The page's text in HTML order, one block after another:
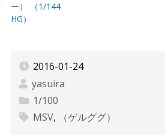
ー） （1/144
HG）
2016-01-24
yasuira
1/100
MSV, （ゲルググ）